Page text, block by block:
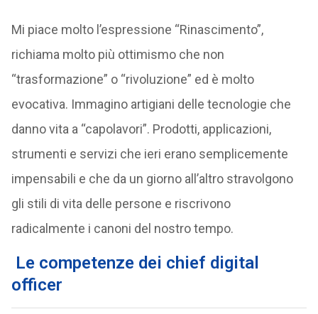
Mi piace molto l’espressione “Rinascimento”,
richiama molto più ottimismo che non
“trasformazione” o “rivoluzione” ed è molto
evocativa. Immagino artigiani delle tecnologie che
danno vita a “capolavori”. Prodotti, applicazioni,
strumenti e servizi che ieri erano semplicemente
impensabili e che da un giorno all’altro stravolgono
gli stili di vita delle persone e riscrivono
radicalmente i canoni del nostro tempo.
Le competenze dei chief digital
officer